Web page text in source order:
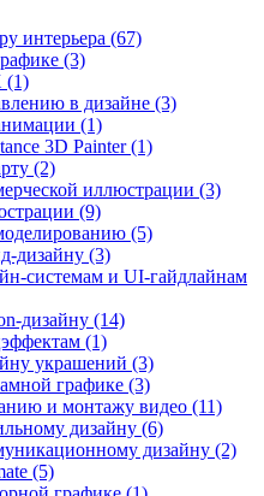
интерьера (67)
(3)
(1)
в дизайне (3)
(1)
3D Painter (1)
(2)
иллюстрации (3)
(9)
(5)
(3)
системам и UI-гайдлайнам
дизайну (14)
(1)
украшений (3)
графике (3)
и монтажу видео (11)
дизайну (6)
дизайну (2)
(5)